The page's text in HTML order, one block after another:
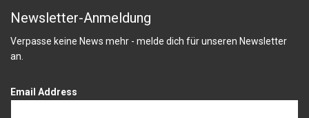
Newsletter-Anmeldung
Verpasse keine News mehr - melde dich für unseren Newsletter
an.
Email Address